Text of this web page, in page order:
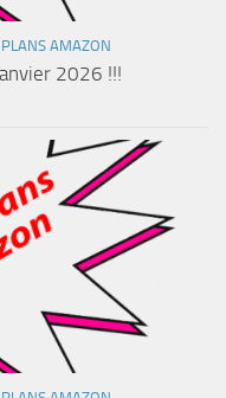
AMAZON
2026 !!!